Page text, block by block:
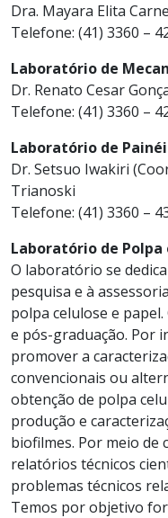
Dra. Mayara Elita
Telefone: (41) 3360 –
Laboratório de
Dr. Renato Cesar
Telefone: (41) 3360 –
Laboratório de
Dr. Setsuo Iwakiri
Trianoski
Telefone: (41) 3360 –
Laboratório de Polpa
O laboratório se
pesquisa e à
polpa celulose e
e pós-graduação. Por
promover a
convencionais ou
obtenção de polpa
produção e
biofilmes. Por meio de
relatórios técnicos
problemas técnicos
Temos por objetivo